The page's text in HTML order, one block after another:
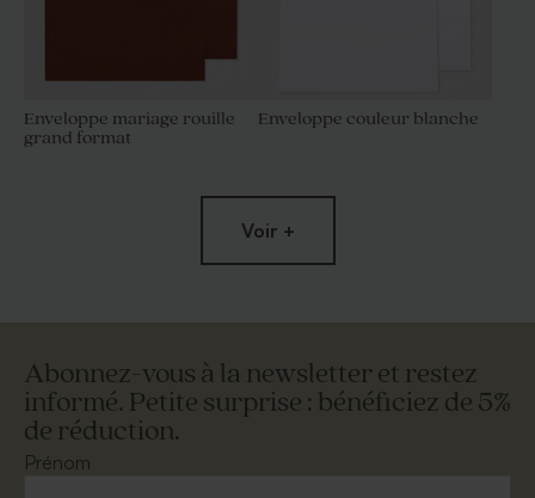
Enveloppe mariage rouille
grand format
Enveloppe couleur blanche
Grande enveloppe papier
kraft
Voir +
Abonnez-vous à la newsletter et restez
informé. Petite surprise : bénéficiez de 5%
de réduction.
Prénom